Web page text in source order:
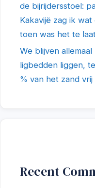
de bijrijdersstoel:
Kakavijë zag ik
toen was het te laat
We blijven
ligbedden liggen,
% van het zand vrij
Recent